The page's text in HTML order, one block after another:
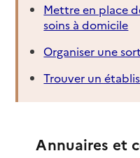
Mettre en place
soins à domicile
Organiser une
Trouver un
Annuaires et